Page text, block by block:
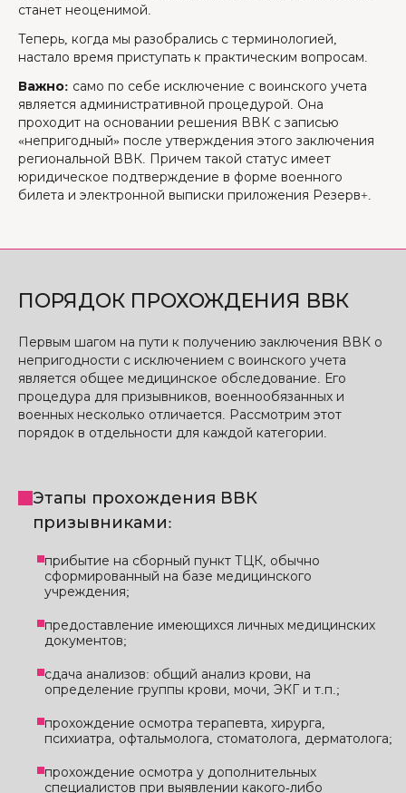
станет неоценимой.
Теперь, когда мы разобрались с терминологией,
настало время приступать к практическим вопросам.
Важно: само по себе исключение с воинского учета
является административной процедурой. Она
проходит на основании решения ВВК с записью
«непригодный» после утверждения этого заключения
региональной ВВК. Причем такой статус имеет
юридическое подтверждение в форме военного
билета и электронной выписки приложения Резерв+.
ПОРЯДОК ПРОХОЖДЕНИЯ ВВК
Первым шагом на пути к получению заключения ВВК о
непригодности с исключением с воинского учета
является общее медицинское обследование. Его
процедура для призывников, военнообязанных и
военных несколько отличается. Рассмотрим этот
порядок в отдельности для каждой категории.
Этапы прохождения ВВК
призывниками:
прибытие на сборный пункт ТЦК, обычно
сформированный на базе медицинского
учреждения;
предоставление имеющихся личных медицинских
документов;
сдача анализов: общий анализ крови, на
определение группы крови, мочи, ЭКГ и т.п.;
прохождение осмотра терапевта, хирурга,
психиатра, офтальмолога, стоматолога, дерматолога;
прохождение осмотра у дополнительных
специалистов при выявлении какого-либо